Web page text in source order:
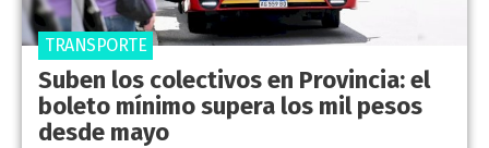
Suben los colectivos en Provincia: el
boleto mínimo supera los mil pesos
desde mayo
TRANSPORTE